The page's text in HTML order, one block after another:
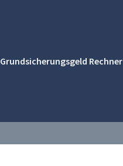
Grundsicherungsgeld Rechner